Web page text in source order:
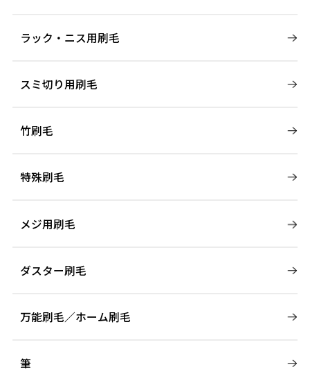
ラック・ニス用刷毛
スミ切り用刷毛
竹刷毛
特殊刷毛
メジ用刷毛
ダスター刷毛
万能刷毛／ホーム刷毛
筆